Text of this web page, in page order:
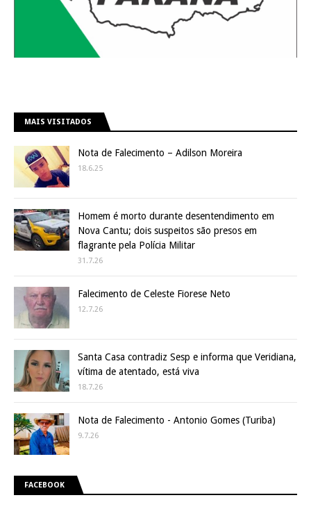
MAIS VISITADOS
Nota de Falecimento – Adilson Moreira
18.6.25
Homem é morto durante desentendimento em
Nova Cantu; dois suspeitos são presos em
flagrante pela Polícia Militar
31.7.26
Falecimento de Celeste Fiorese Neto
12.7.26
Santa Casa contradiz Sesp e informa que Veridiana,
vítima de atentado, está viva
18.7.26
Nota de Falecimento - Antonio Gomes (Turiba)
9.7.26
FACEBOOK